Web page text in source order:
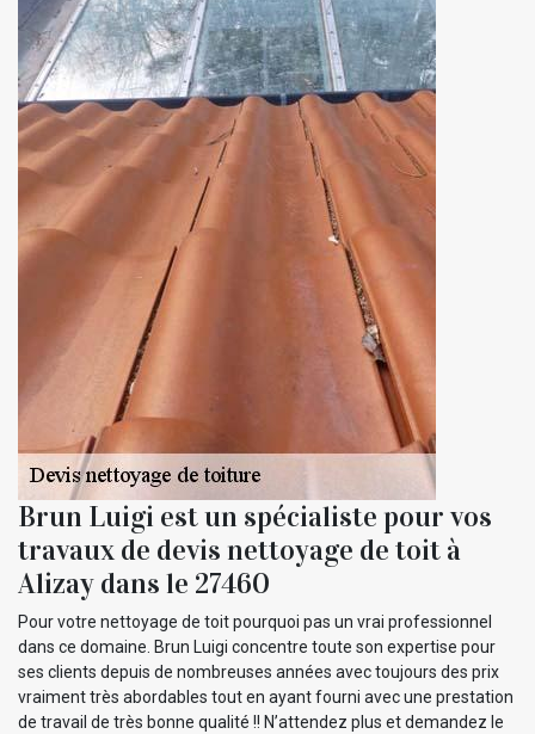
Brun Luigi est un spécialiste pour vos
travaux de devis nettoyage de toit à
Alizay dans le 27460
Pour votre nettoyage de toit pourquoi pas un vrai professionnel
dans ce domaine. Brun Luigi concentre toute son expertise pour
ses clients depuis de nombreuses années avec toujours des prix
vraiment très abordables tout en ayant fourni avec une prestation
de travail de très bonne qualité !! N’attendez plus et demandez le